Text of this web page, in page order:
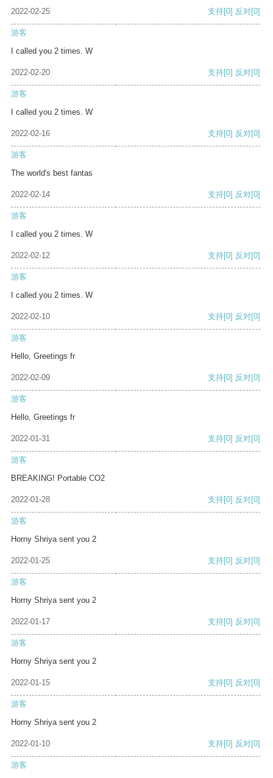
2022-02-25 支持[0] 反对[0]
游客
I called you 2 times. W
2022-02-20 支持[0] 反对[0]
游客
I called you 2 times. W
2022-02-16 支持[0] 反对[0]
游客
The world's best fantas
2022-02-14 支持[0] 反对[0]
游客
I called you 2 times. W
2022-02-12 支持[0] 反对[0]
游客
I called you 2 times. W
2022-02-10 支持[0] 反对[0]
游客
Hello, Greetings fr
2022-02-09 支持[0] 反对[0]
游客
Hello, Greetings fr
2022-01-31 支持[0] 反对[0]
游客
BREAKING! Portable CO2
2022-01-28 支持[0] 反对[0]
游客
Horny Shriya sent you 2
2022-01-25 支持[0] 反对[0]
游客
Horny Shriya sent you 2
2022-01-17 支持[0] 反对[0]
游客
Horny Shriya sent you 2
2022-01-15 支持[0] 反对[0]
游客
Horny Shriya sent you 2
2022-01-10 支持[0] 反对[0]
游客